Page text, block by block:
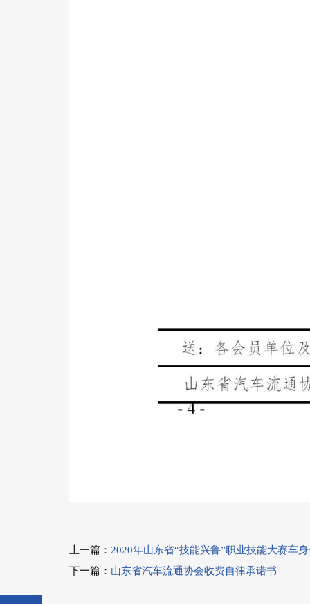
上一篇： 2020年山东省“技能兴鲁”职业技能大赛车
下一篇： 山东省汽车流通协会收费自律承诺书